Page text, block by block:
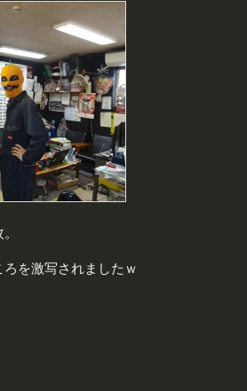
を激写されましたｗ